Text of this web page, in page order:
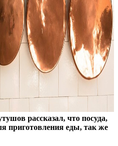
рассказал, что посуда,
приготовления еды, так же